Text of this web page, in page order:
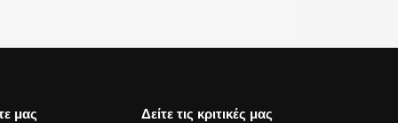
μας Δείτε τις κριτικές μας